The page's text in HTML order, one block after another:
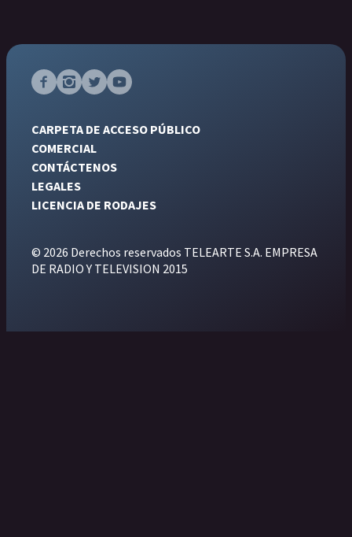
CARPETA DE ACCESO PÚBLICO
COMERCIAL
CONTÁCTENOS
LEGALES
LICENCIA DE RODAJES
© 2026 Derechos reservados TELEARTE S.A. EMPRESA
DE RADIO Y TELEVISION 2015